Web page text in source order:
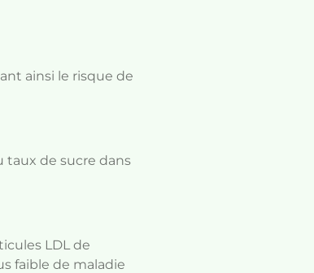
ainsi le risque de
de sucre dans
LDL de
faible de maladie